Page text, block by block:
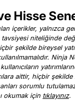
Hisse
içerikler, yalnızca
tavsiyesi niteliğinde
şekilde bireysel
Ninja
aittir, hiçbir şekilde
sorumlu
okumak için tıklayınız.